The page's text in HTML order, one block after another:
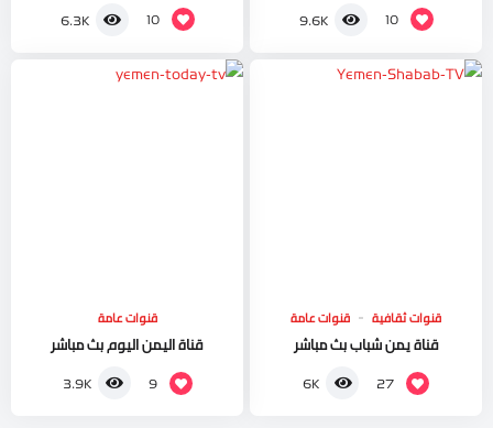
10
9.6K
10
6.3K
قنوات ثقافية قنوات عامة
قناة يمن شباب بث مباشر
27
6K
قنوات عامة
قناة اليمن اليوم بث مباشر
9
3.9K